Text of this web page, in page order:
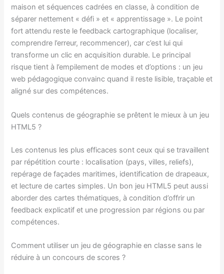
maison et séquences cadrées en classe, à condition de
séparer nettement « défi » et « apprentissage ». Le point
fort attendu reste le feedback cartographique (localiser,
comprendre l’erreur, recommencer), car c’est lui qui
transforme un clic en acquisition durable. Le principal
risque tient à l’empilement de modes et d’options : un jeu
web pédagogique convainc quand il reste lisible, traçable et
aligné sur des compétences.
Quels contenus de géographie se prêtent le mieux à un jeu
HTML5 ?
Les contenus les plus efficaces sont ceux qui se travaillent
par répétition courte : localisation (pays, villes, reliefs),
repérage de façades maritimes, identification de drapeaux,
et lecture de cartes simples. Un bon jeu HTML5 peut aussi
aborder des cartes thématiques, à condition d’offrir un
feedback explicatif et une progression par régions ou par
compétences.
Comment utiliser un jeu de géographie en classe sans le
réduire à un concours de scores ?